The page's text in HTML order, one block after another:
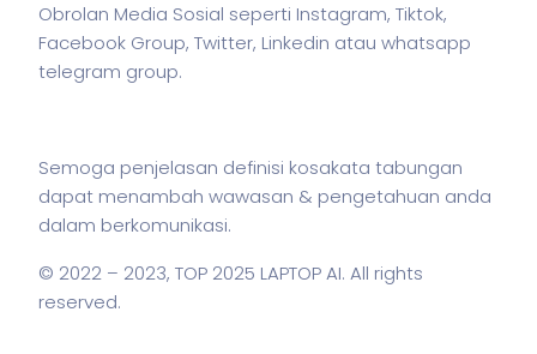
Obrolan Media Sosial seperti Instagram, Tiktok,
Facebook Group, Twitter, Linkedin atau whatsapp
telegram group.
Semoga penjelasan definisi kosakata tabungan
dapat menambah wawasan & pengetahuan anda
dalam berkomunikasi.
© 2022 – 2023, TOP 2025 LAPTOP AI. All rights
reserved.